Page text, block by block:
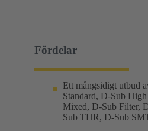
Fördelar
Ett mångsidigt utbud
Standard, D-Sub
Mixed, D-Sub Filter,
Sub THR, D-Sub